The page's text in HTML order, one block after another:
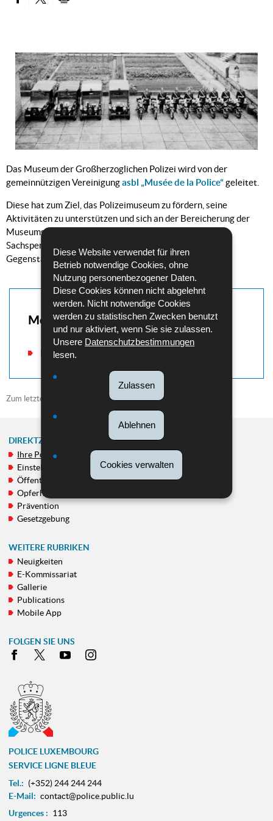
Diese Website verwendet für ihren
Betrieb notwendige Cookies, ohne
Nutzung personenbezogener Daten.
Diese Cookies können nicht abgelehnt
werden. Nicht notwendige Cookies
werden zu statistischen Zwecken benutzt
und nur aktiviert, wenn Sie sie zulassen.
Unsere Datenschutzbestimmungen
lesen.
Zulassen
Ablehnen
Cookies verwalten
Das Museum der Großherzoglichen Polizei wird von der
gemeinnützigen Vereinigungasbl „Musée de la Police“geleitet.
Diese hat zum Ziel, das Polizeimuseum zu fördern, seine
Aktivitäten zu unterstützen und sich an der Bereicherung der
Museumssammlung und Einrichtung zu beteiligen, durch
Sachspenden, Geldspenden, oder das Verleihen von
Gegenständen, und die historische Forschung.
Mehr dazu
Musée de la Police
Zum letzten Mal aktualisiert am14/06/2021
NAVIGATIONSMENÜ
DIREKTZUGRIFF
Ihre Polizei
Einstellung von Personal
Öffentlichkeitsfahndungen
Opferhilfe
Prävention
Gesetzgebung
WEITERE RUBRIKEN
Neuigkeiten
E-Kommissariat
Gallerie
Publications
Mobile App
FOLGEN SIE UNS
Facebook
X Youtube
POLICE LUXEMBOURG
SERVICE LIGNE BLEUE
Tel.: (+352) 244 244 244
E-Mail: contact@police.public.lu
Urgences : 113